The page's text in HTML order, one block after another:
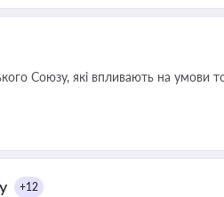
міграції, інтеграції та
+12